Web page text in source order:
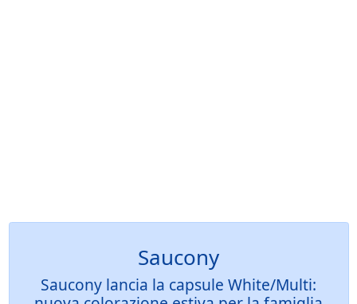
Saucony
Saucony lancia la capsule White/Multi: